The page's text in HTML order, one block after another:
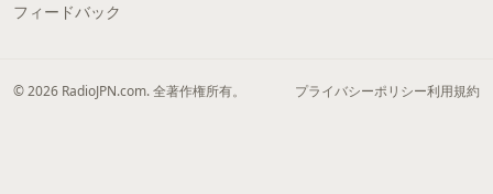
フィードバック
© 2026 RadioJPN.com. 全著作権所有。 プライバシーポリシー利用規約